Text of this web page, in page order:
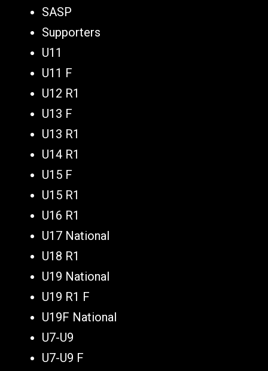
SASP
Supporters
U11
U11 F
U12 R1
U13 F
U13 R1
U14 R1
U15 F
U15 R1
U16 R1
U17 National
U18 R1
U19 National
U19 R1 F
U19F National
U7-U9
U7-U9 F